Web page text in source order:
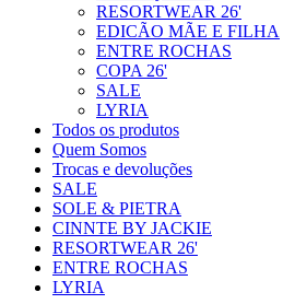
RESORTWEAR 26'
EDICÃO MÃE E FILHA
ENTRE ROCHAS
COPA 26'
SALE
LYRIA
Todos os produtos
Quem Somos
Trocas e devoluções
SALE
SOLE & PIETRA
CINNTE BY JACKIE
RESORTWEAR 26'
ENTRE ROCHAS
LYRIA